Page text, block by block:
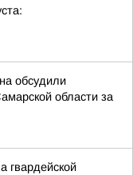
обсудили
области за
гвардейской